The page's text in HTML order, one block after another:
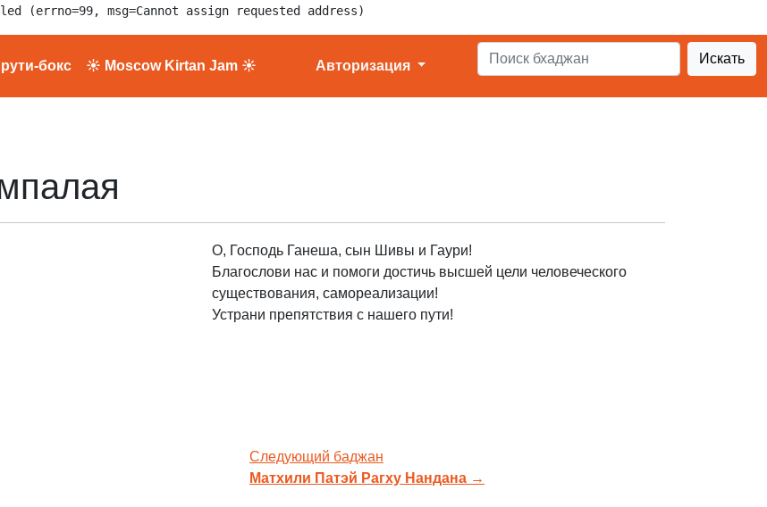
(errno=99, msg=Cannot assign requested address)
бокс ☀ Moscow Kirtan Jam ☀ Авторизация Искать
О, Господь Ганеша, сын Шивы и Гаури!
Благослови нас и помоги достичь высшей цели человеческого
существования, самореализации!
Устрани препятствия с нашего пути!
Следующий баджан
Матхили Патэй Рагху Нандана →